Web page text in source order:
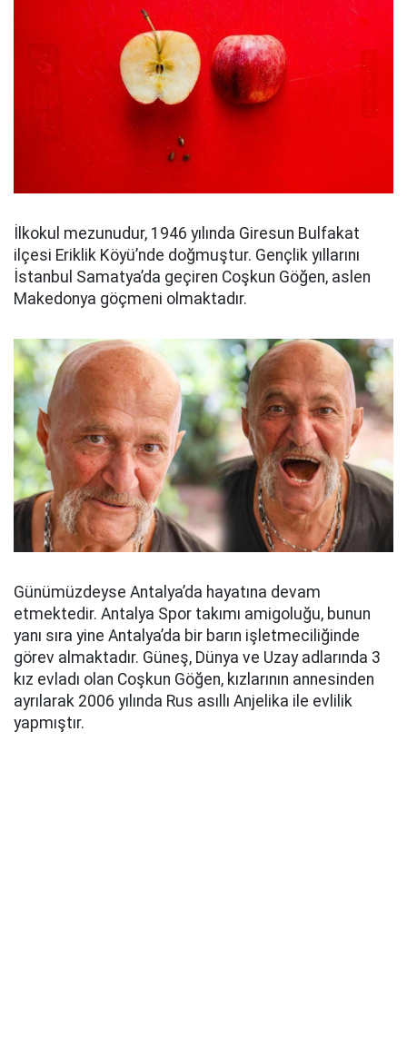
İlkokul mezunudur, 1946 yılında Giresun Bulfakat
ilçesi Eriklik Köyü’nde doğmuştur. Gençlik yıllarını
İstanbul Samatya’da geçiren Coşkun Göğen, aslen
Makedonya göçmeni olmaktadır.
Günümüzdeyse Antalya’da hayatına devam
etmektedir. Antalya Spor takımı amigoluğu, bunun
yanı sıra yine Antalya’da bir barın işletmeciliğinde
görev almaktadır. Güneş, Dünya ve Uzay adlarında 3
kız evladı olan Coşkun Göğen, kızlarının annesinden
ayrılarak 2006 yılında Rus asıllı Anjelika ile evlilik
yapmıştır.